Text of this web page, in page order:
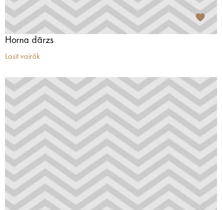
Horna dārzs
Lasīt vairāk